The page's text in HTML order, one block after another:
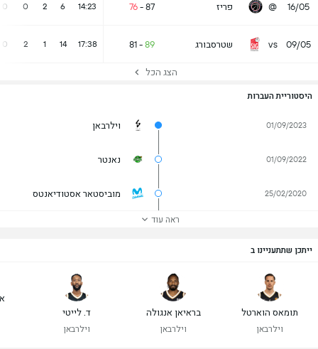
16/05
@ פריז 87
-
76
14:23
6
2
0
0
09/05
vs שטרסבורג 89
-
81
17:38
14
1
2
0
הצג הכל
היסטוריית העברות
01/09/2023 וילרבאן
01/09/2022 נאנטר
25/02/2020 מוביסטאר אסטודיאנטס
ראה עוד
ייתכן שתתעניינו ב
תומאס הוארטל
וילרבאן
בראיאן אנגולה
וילרבאן
ד. לייטי
וילרבאן